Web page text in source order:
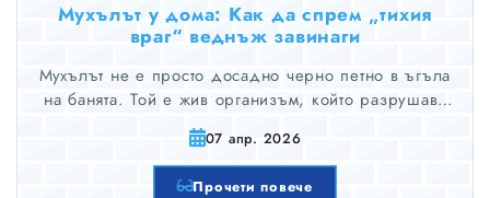
Мухълът у дома: Как да спрем „тихия
враг“ веднъж завинаги
Мухълът не е просто досадно черно петно в ъгъла
на банята. Той е жив организъм, който разрушава
мазилката, мебелите и, най-важното – качеството на
въздуха, който дишате.
07 апр. 2026
Прочети повече